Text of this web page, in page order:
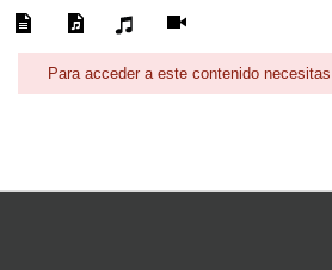
Para acceder a este contenido